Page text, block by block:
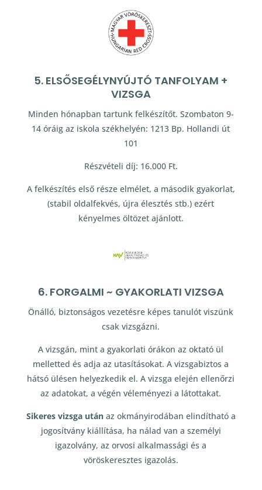
5. ELSŐSEGÉLYNYÚJTÓ TANFOLYAM +
VIZSGA
Minden hónapban tartunk felkészítőt. Szombaton 9-
14 óráig az iskola székhelyén: 1213 Bp. Hollandi út
101
Részvételi díj: 16.000 Ft.
A felkészítés első része elmélet, a második gyakorlat,
(stabil oldalfekvés, újra élesztés stb.) ezért
kényelmes öltözet ajánlott.
6. FORGALMI ~ GYAKORLATI VIZSGA
Önálló, biztonságos vezetésre képes tanulót viszünk
csak vizsgázni.
A vizsgán, mint a gyakorlati órákon az oktató ül
melletted és adja az utasításokat. A vizsgabiztos a
hátsó ülésen helyezkedik el. A vizsga elején ellenőrzi
az adatokat, a végén véleményezi a látottakat.
Sikeres vizsga utánaz okmányirodában elindítható a
jogosítvány kiállítása, ha nálad van a személyi
igazolvány, az orvosi alkalmassági és a
vöröskeresztes igazolás.